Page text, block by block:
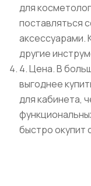
для
поставляться
аксессуарами.
другие
4. Цена. В
выгоднее
для кабинета,
быстро окупит